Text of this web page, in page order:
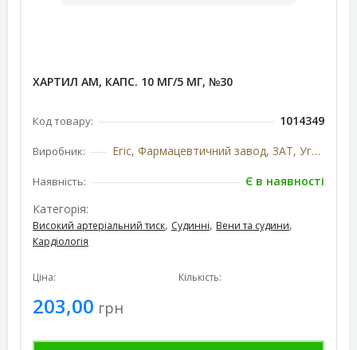
ХАРТИЛ АМ, КАПС. 10 МГ/5 МГ, №30
Код товару: 1014349
Виробник: Егіс, Фармацевтичний завод, ЗАТ, Угорщина
Наявність:
Є в наявності
Категорія:
Високий артеріальний тиск, Судинні, Вени та судини,
Кардіологія
Ціна:
203,00 грн
Кількість: